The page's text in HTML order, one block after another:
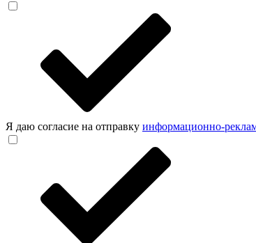
Я даю согласие на отправку информационно-